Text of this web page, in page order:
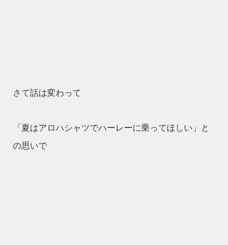
さて話は変わって
「夏はアロハシャツでハーレーに乗ってほしい」と
の思いで